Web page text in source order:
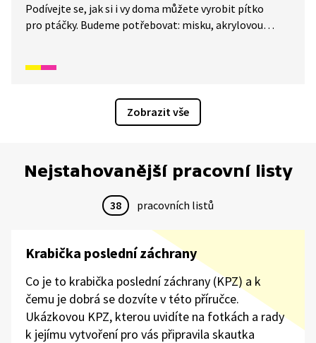
Podívejte se, jak si i vy doma můžete vyrobit pítko
pro ptáčky. Budeme potřebovat: misku, akrylovou
Zobrazit vše
Nejstahovanější pracovní listy
38 pracovních listů
Krabička poslední záchrany
Co je to krabička poslední záchrany (KPZ) a k
čemu je dobrá se dozvíte v této příručce.
Ukázkovou KPZ, kterou uvidíte na fotkách a rady
k jejímu vytvoření pro vás připravila skautka